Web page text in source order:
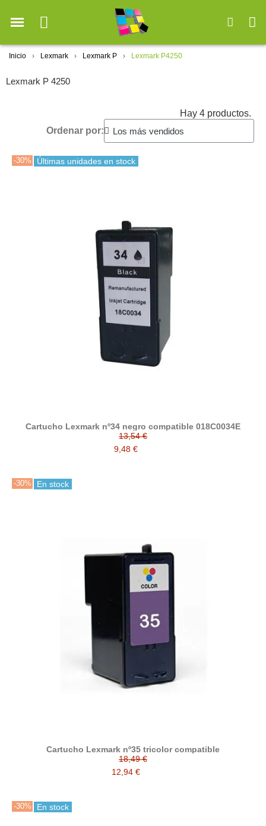
Inicio Lexmark Lexmark P Lexmark P4250
Lexmark P 4250
Hay 4 productos.
Ordenar por:
-30% Últimas unidades en stock
Cartucho Lexmark nº34 negro compatible 018C0034E
13,54 €
9,48 €
-30% En stock
Cartucho Lexmark nº35 tricolor compatible
18,49 €
12,94 €
-30% En stock